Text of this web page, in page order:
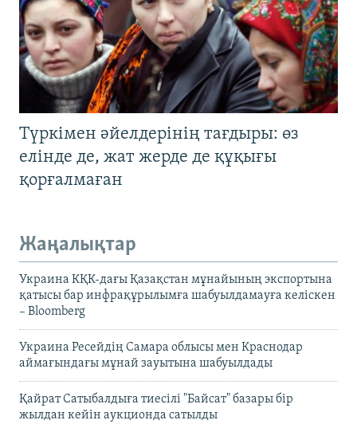
Түркімен әйелдерінің тағдыры: өз
елінде де, жат жерде де құқығы
қорғалмаған
Жаңалықтар
Украина КҚК-дағы Қазақстан мұнайының экспортына
қатысы бар инфрақұрылымға шабуылдамауға келіскен
– Bloomberg
Украина Ресейдің Самара облысы мен Краснодар
аймағындағы мұнай зауытына шабуылдады
Қайрат Сатыбалдыға тиесілі "Байсат" базары бір
жылдан кейін аукционда сатылды